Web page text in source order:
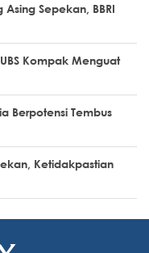
Sepekan, BBRI
Kompak Menguat
Berpotensi Tembus
Ketidakpastian